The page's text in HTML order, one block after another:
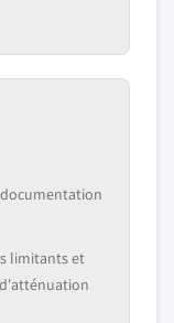
limitants et